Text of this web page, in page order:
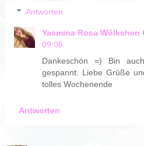
Antworten
Yasmina Rosa Wölkchen
09:06
Dankeschön =) Bin
gespannt. Liebe Grüße
tolles Wochenende
Antworten